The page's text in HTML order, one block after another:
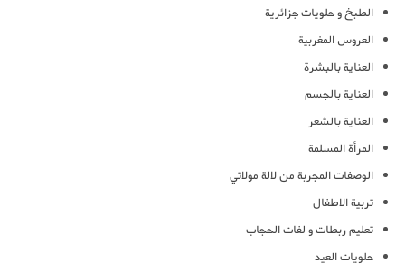
الطبخ و حلويات جزائرية
العروس المغربية
العناية بالبشرة
العناية بالجسم
العناية بالشعر
المرأة المسلمة
الوصفات المجربة من لالة مولاتي
تربية الاطفال
تعليم ربطات و لفات الحجاب
حلويات العيد